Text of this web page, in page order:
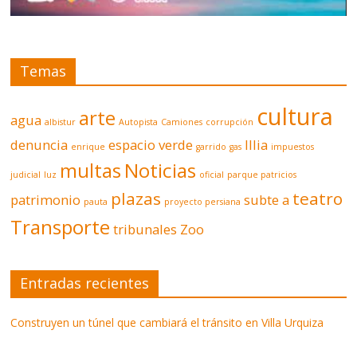
Temas
agua albistur arte Autopista Camiones corrupción cultura
denuncia enrique espacio verde garrido gas Illia impuestos
judicial luz multas Noticias oficial parque patricios
patrimonio pauta plazas proyecto persiana subte a teatro
Transporte tribunales Zoo
Entradas recientes
Construyen un túnel que cambiará el tránsito en Villa Urquiza